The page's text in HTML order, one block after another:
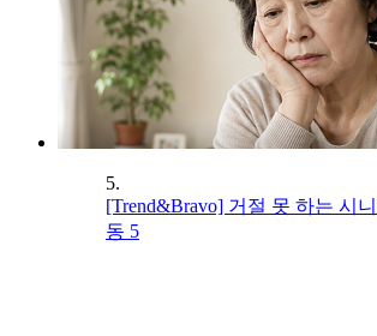
5.
[Trend&Bravo] 거절 못 하는 시
동 5